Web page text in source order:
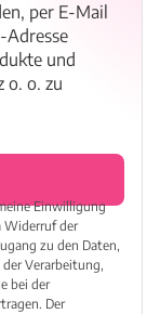
per E-Mail
Adresse
und
o. o. zu
Einwilligung
Widerruf der
zu den Daten,
Verarbeitung,
bei der
Der